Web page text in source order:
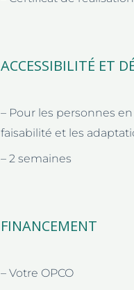
ACCESSIBILITÉ ET
– Pour les personnes
faisabilité et les
– 2 semaines
FINANCEMENT
– Votre OPCO